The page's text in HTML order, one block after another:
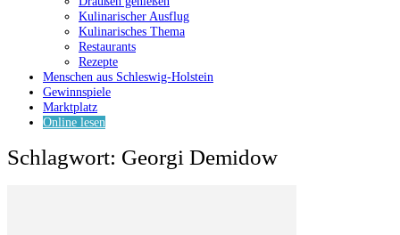
Kulinarischer Ausflug
Kulinarisches Thema
Restaurants
Rezepte
Menschen aus Schleswig-Holstein
Gewinnspiele
Marktplatz
Online lesen
Schlagwort: Georgi Demidow